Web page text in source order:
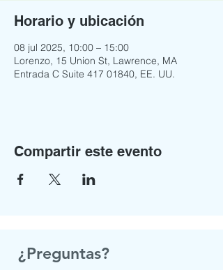
Horario y ubicación
08 jul 2025, 10:00 – 15:00
Lorenzo, 15 Union St, Lawrence, MA
Entrada C Suite 417 01840, EE. UU.
Compartir este evento
¿Preguntas?